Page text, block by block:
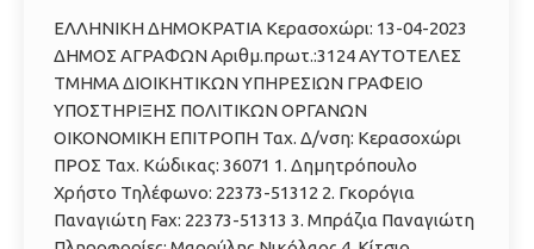
ΕΛΛΗΝΙΚΗ ΔΗΜΟΚΡΑΤΙΑ Κερασοχώρι: 13-04-2023
ΔΗΜΟΣ ΑΓΡΑΦΩΝ Αριθμ.πρωτ.:3124 ΑΥΤΟΤΕΛΕΣ
ΤΜΗΜΑ ΔΙΟΙΚΗΤΙΚΩΝ ΥΠΗΡΕΣΙΩΝ ΓΡΑΦΕΙΟ
ΥΠΟΣΤΗΡΙΞΗΣ ΠΟΛΙΤΙΚΩΝ ΟΡΓΑΝΩΝ
ΟΙΚΟΝΟΜΙΚΗ ΕΠΙΤΡΟΠΗ Ταχ. Δ/νση: Κερασοχώρι
ΠΡΟΣ Ταχ. Κώδικας: 36071 1. Δημητρόπουλο
Χρήστο Τηλέφωνο: 22373-51312 2. Γκορόγια
Παναγιώτη Fax: 22373-51313 3. Μπράζια Παναγιώτη